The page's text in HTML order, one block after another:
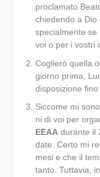
proclamato
chiedendo a Dio
specialmente
voi o per i vostri
Coglierò quella
giorno prima,
disposizione
Siccome mi
ni di voi per
EEAAdurante il
date. Certo mi
mesi e che il
tanto. Tuttavia,